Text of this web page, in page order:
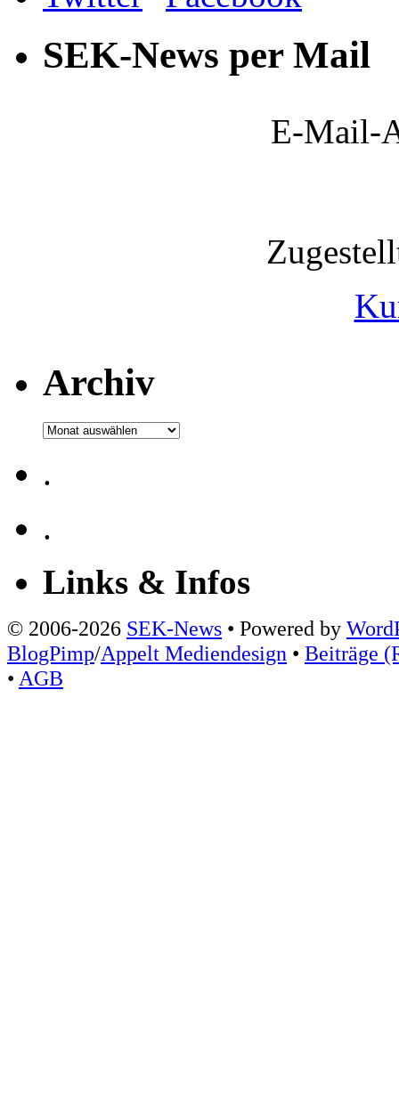
SEK-News per Mail
E-Mail-
Archiv
Archiv
.
.
Links & Infos
© 2006-2026 SEK-News • Powered by
BlogPimp/Appelt Mediendesign • Beiträge
• AGB